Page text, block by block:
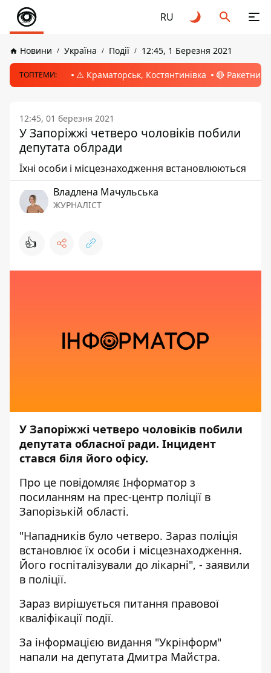
RU
Новини Україна Події 12:45, 1 Березня 2021
ТОПТЕМИ: ⚠️ Краматорськ, Костянтинівка 🔴 Ракетний
12:45, 01 березня 2021
У Запоріжжі четверо чоловіків побили
депутата облради
Їхні особи і місцезнаходження встановлюються
Владлена Мачульська
ЖУРНАЛІСТ
👍
У Запоріжжі четверо чоловіків побили
депутата обласної ради. Інцидент
стався біля його офісу.
Про це повідомляє Інформатор з
посиланням на прес-центр поліції в
Запорізькій області.
"Нападників було четверо. Зараз поліція
встановлює їх особи і місцезнаходження.
Його госпіталізували до лікарні", - заявили
в поліції.
Зараз вирішується питання правової
кваліфікації події.
За інформацією видання "Укрінформ"
напали на депутата Дмитра Майстра.